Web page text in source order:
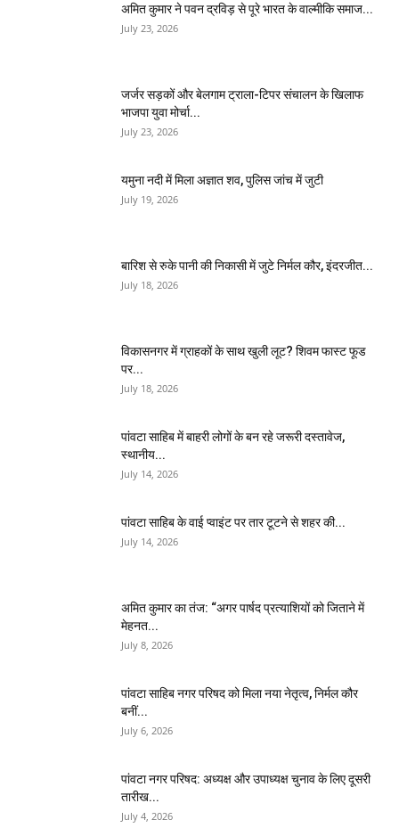
अमित कुमार ने पवन द्रविड़ से पूरे भारत के वाल्मीकि समाज...
July 23, 2026
जर्जर सड़कों और बेलगाम ट्राला-टिपर संचालन के खिलाफ
भाजपा युवा मोर्चा...
July 23, 2026
यमुना नदी में मिला अज्ञात शव, पुलिस जांच में जुटी
July 19, 2026
बारिश से रुके पानी की निकासी में जुटे निर्मल कौर, इंदरजीत...
July 18, 2026
विकासनगर में ग्राहकों के साथ खुली लूट? शिवम फास्ट फूड
पर...
July 18, 2026
पांवटा साहिब में बाहरी लोगों के बन रहे जरूरी दस्तावेज,
स्थानीय...
July 14, 2026
पांवटा साहिब के वाई प्वाइंट पर तार टूटने से शहर की...
July 14, 2026
अमित कुमार का तंज: “अगर पार्षद प्रत्याशियों को जिताने में
मेहनत...
July 8, 2026
पांवटा साहिब नगर परिषद को मिला नया नेतृत्व, निर्मल कौर
बनीं...
July 6, 2026
पांवटा नगर परिषद: अध्यक्ष और उपाध्यक्ष चुनाव के लिए दूसरी
तारीख...
July 4, 2026